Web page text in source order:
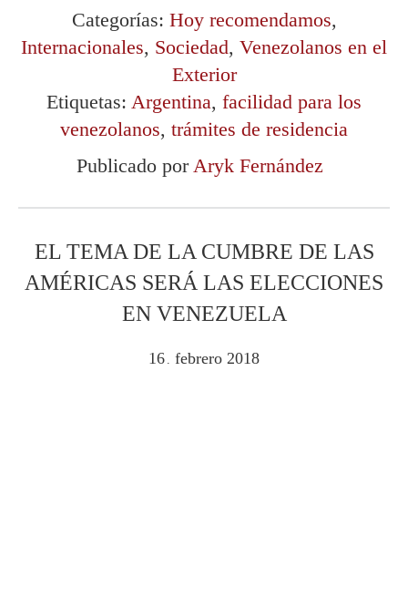
Categorías: Hoy recomendamos,
Internacionales, Sociedad, Venezolanos en el
Exterior
Etiquetas: Argentina, facilidad para los
venezolanos, trámites de residencia
Publicado porAryk Fernández
EL TEMA DE LA CUMBRE DE LAS
AMÉRICAS SERÁ LAS ELECCIONES
EN VENEZUELA
16 . febrero 2018